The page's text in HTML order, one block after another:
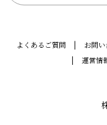
よくあるご質問 お問
運営情